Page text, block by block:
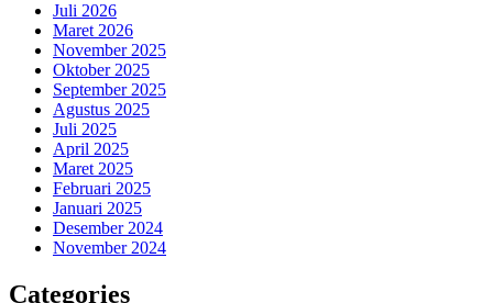
Juli 2026
Maret 2026
November 2025
Oktober 2025
September 2025
Agustus 2025
Juli 2025
April 2025
Maret 2025
Februari 2025
Januari 2025
Desember 2024
November 2024
Categories